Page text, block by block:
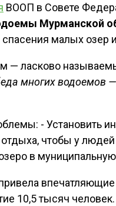
ВООП в Совете
Мурманской
малых озер
— ласково
многих водоемов
- Установить
чтобы у
в
10,5 тысяч